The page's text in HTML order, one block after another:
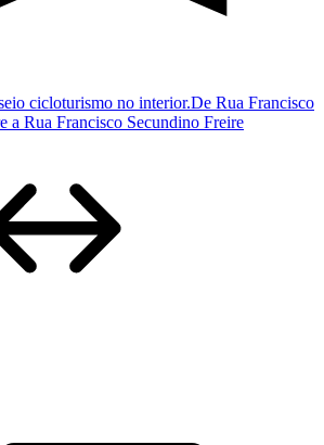
cicloturismo no interior.De Rua Francisco
a Rua Francisco Secundino Freire